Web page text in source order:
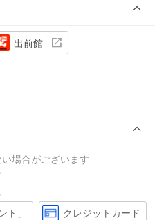
出前館
場合がございます
ト」 クレジットカード